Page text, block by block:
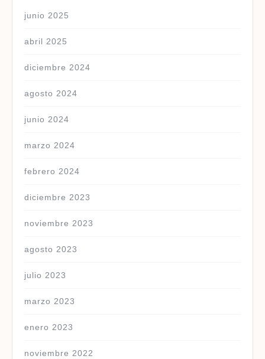
junio 2025
abril 2025
diciembre 2024
agosto 2024
junio 2024
marzo 2024
febrero 2024
diciembre 2023
noviembre 2023
agosto 2023
julio 2023
marzo 2023
enero 2023
noviembre 2022